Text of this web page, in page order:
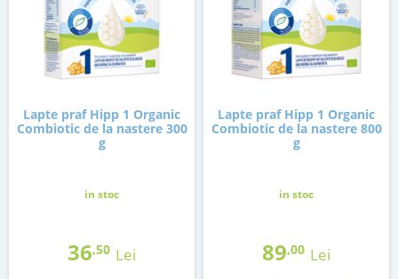
Lapte praf Hipp 1 Organic
Combiotic de la nastere 300
g
in stoc
36,50 Lei
Lapte praf Hipp 1 Organic
Combiotic de la nastere 800
g
in stoc
89,00 Lei